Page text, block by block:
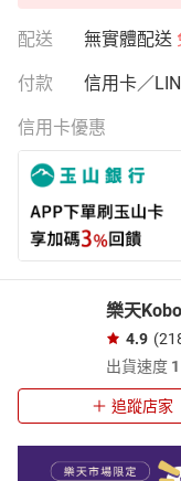
配送 無實體配送
付款 信用卡／
信用卡優惠
樂天
4.9
出貨速度
追蹤店家